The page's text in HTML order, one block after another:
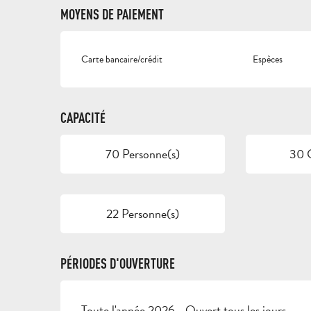
MOYENS DE PAIEMENT
Carte bancaire/crédit Espèces
CAPACITÉ
70 Personne(s) 30
22 Personne(s)
PÉRIODES D'OUVERTURE